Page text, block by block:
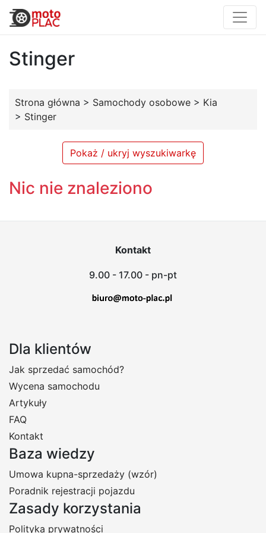
Stinger
Strona główna > Samochody osobowe > Kia
> Stinger
Pokaż / ukryj wyszukiwarkę
Nic nie znaleziono
Kontakt
9.00 - 17.00 - pn-pt
Dla klientów
Jak sprzedać samochód?
Wycena samochodu
Artykuły
FAQ
Kontakt
Baza wiedzy
Umowa kupna-sprzedaży (wzór)
Poradnik rejestracji pojazdu
Zasady korzystania
Polityka prywatności